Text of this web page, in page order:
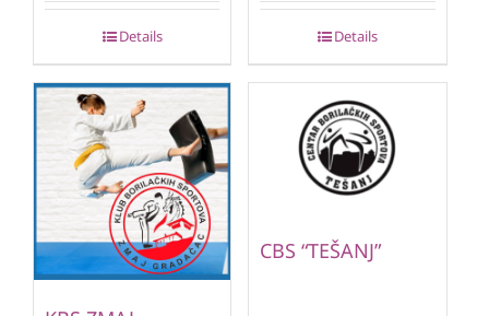
Details Details
CBS “TEŠANJ”